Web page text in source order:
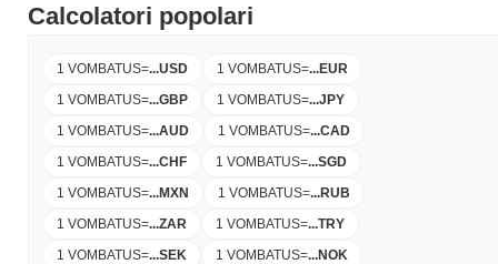
Calcolatori popolari
1 VOMBATUS=...USD 1 VOMBATUS=...EUR
1 VOMBATUS=...GBP 1 VOMBATUS=...JPY
1 VOMBATUS=...AUD 1 VOMBATUS=...CAD
1 VOMBATUS=...CHF 1 VOMBATUS=...SGD
1 VOMBATUS=...MXN 1 VOMBATUS=...RUB
1 VOMBATUS=...ZAR 1 VOMBATUS=...TRY
1 VOMBATUS=...SEK 1 VOMBATUS=...NOK